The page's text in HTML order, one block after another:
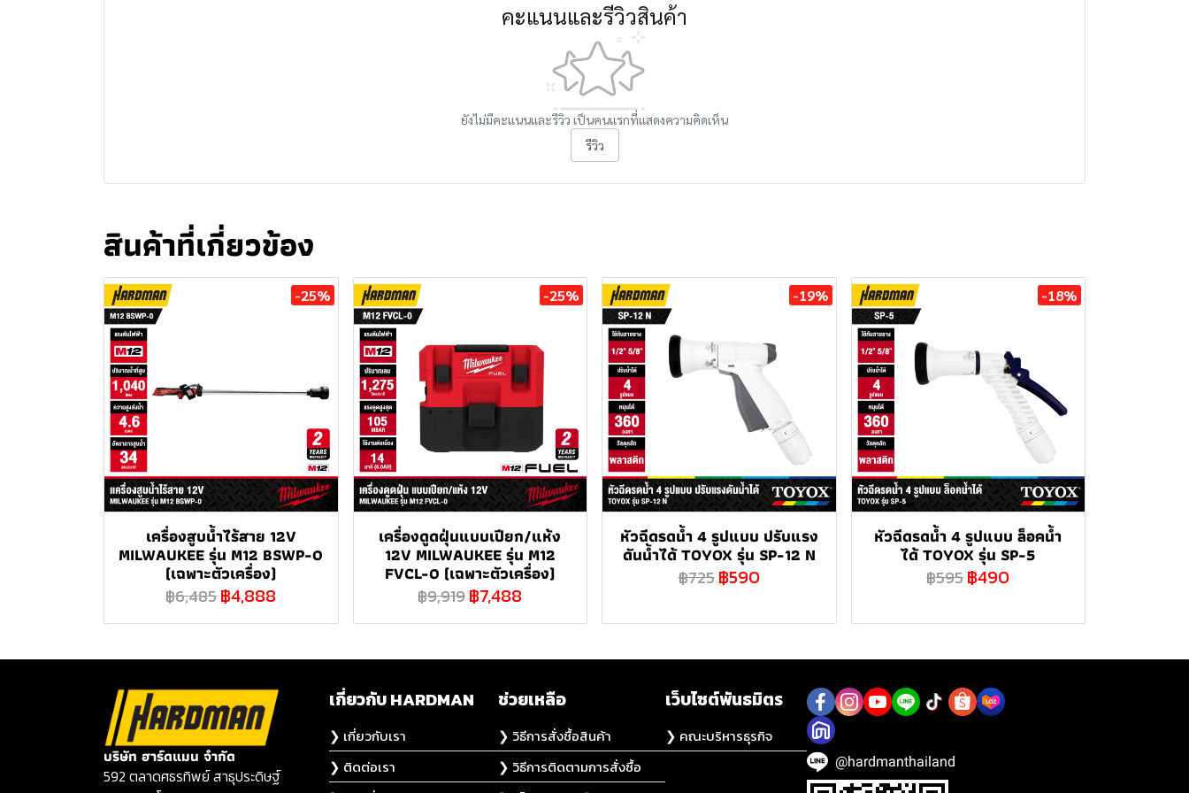
คะแนนและรีวิวสินค้า
ยังไม่มีคะแนนและรีวิว เป็นคนแรกที่แสดงความคิดเห็น
รีวิว
สินค้าที่เกี่ยวข้อง
-25%
เครื่องสูบน้ำไร้สาย 12V
MILWAUKEE รุ่น M12 BSWP-0
(เฉพาะตัวเครื่อง)
฿6,485฿4,888
-25%
เครื่องดูดฝุ่นแบบเปียก/แห้ง
12V MILWAUKEE รุ่น M12
FVCL-0 (เฉพาะตัวเครื่อง)
฿9,919฿7,488
-19%
หัวฉีดรดน้ำ 4 รูปแบบ ปรับแรง
ดันน้ำได้ TOYOX รุ่น SP-12 N
฿725฿590
-18%
หัวฉีดรดน้ำ 4 รูปแบบ ล็อคน้ำ
ได้ TOYOX รุ่น SP-5
฿595฿490
บริษัท ฮาร์ดแมน จำกัด
592 ตลาดศธรทิพย์ สาธุประดิษฐ์
เกี่ยวกับ HARDMAN
❯ เกี่ยวกับเรา
❯ ติดต่อเรา
ช่วยเหลือ
❯ วิธีการสั่งซื้อสินค้า
❯ วิธีการติดตามการสั่งซื้อ
เว็บไซต์พันธมิตร
❯ คณะบริหารธุรกิจ
@hardmanthailand